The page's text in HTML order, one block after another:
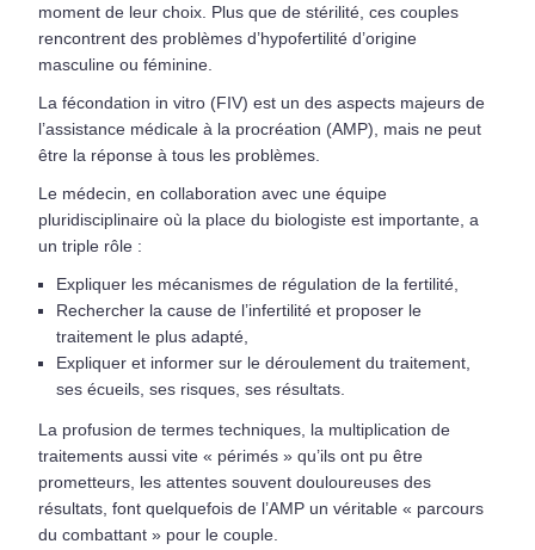
moment de leur choix. Plus que de stérilité, ces couples
rencontrent des problèmes d’hypofertilité d’origine
masculine ou féminine.
La fécondation in vitro (FIV) est un des aspects majeurs de
l’assistance médicale à la procréation (AMP), mais ne peut
être la réponse à tous les problèmes.
Le médecin, en collaboration avec une équipe
pluridisciplinaire où la place du biologiste est importante, a
un triple rôle :
Expliquer les mécanismes de régulation de la fertilité,
Rechercher la cause de l’infertilité et proposer le
traitement le plus adapté,
Expliquer et informer sur le déroulement du traitement,
ses écueils, ses risques, ses résultats.
La profusion de termes techniques, la multiplication de
traitements aussi vite « périmés » qu’ils ont pu être
prometteurs, les attentes souvent douloureuses des
résultats, font quelquefois de l’AMP un véritable « parcours
du combattant » pour le couple.